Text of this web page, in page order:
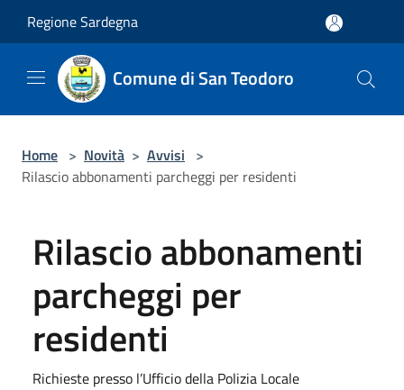
Regione Sardegna
Comune di San Teodoro
Home > Novità > Avvisi >
Rilascio abbonamenti parcheggi per residenti
Rilascio abbonamenti
parcheggi per
residenti
Richieste presso l’Ufficio della Polizia Locale